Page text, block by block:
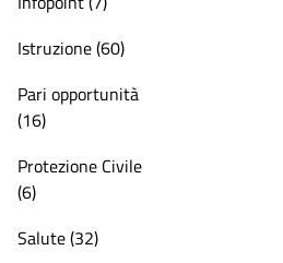
Istruzione (60)
Pari opportunità
(16)
Protezione Civile
(6)
Salute (32)